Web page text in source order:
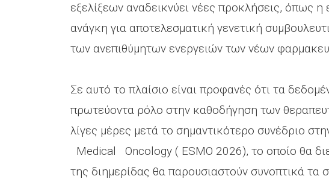
εξελίξεων αναδεικνύει νέες προκλήσεις, όπως
ανάγκη για αποτελεσματική γενετική
των ανεπιθύμητων ενεργειών των νέων
Σε αυτό το πλαίσιο είναι προφανές ότι τα
πρωτεύοντα ρόλο στην καθοδήγηση των
λίγες μέρες μετά το σημαντικότερο συνέδριο
Medical Oncology ( ESMO 2026), το οποίο θα
της διημερίδας θα παρουσιαστούν συνοπτικά